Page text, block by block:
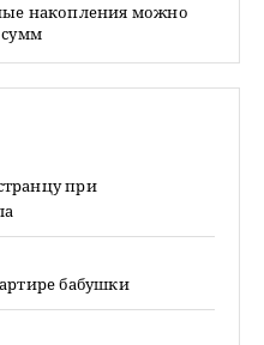
накопления можно
при
бабушки